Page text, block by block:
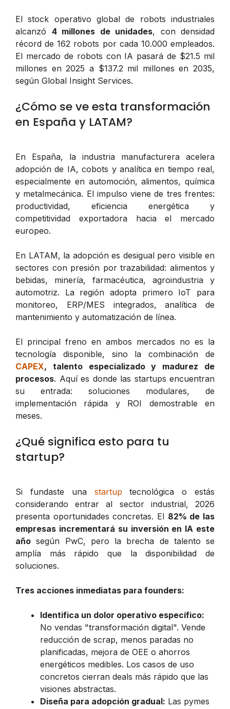
El stock operativo global de robots industriales
alcanzó 4 millones de unidades, con densidad
récord de 162 robots por cada 10.000 empleados.
El mercado de robots con IA pasará de $21.5 mil
millones en 2025 a $137.2 mil millones en 2035,
según Global Insight Services.
¿Cómo se ve esta transformación
en España y LATAM?
En España, la industria manufacturera acelera
adopción de IA, cobots y analítica en tiempo real,
especialmente en automoción, alimentos, química
y metalmecánica. El impulso viene de tres frentes:
productividad, eficiencia energética y
competitividad exportadora hacia el mercado
europeo.
En LATAM, la adopción es desigual pero visible en
sectores con presión por trazabilidad: alimentos y
bebidas, minería, farmacéutica, agroindustria y
automotriz. La región adopta primero IoT para
monitoreo, ERP/MES integrados, analítica de
mantenimiento y automatización de línea.
El principal freno en ambos mercados no es la
tecnología disponible, sino la combinación de
CAPEX, talento especializado y madurez de
procesos. Aquí es donde las startups encuentran
su entrada: soluciones modulares, de
implementación rápida y ROI demostrable en
meses.
¿Qué significa esto para tu
startup?
Si fundaste una startup tecnológica o estás
considerando entrar al sector industrial, 2026
presenta oportunidades concretas. El 82% de las
empresas incrementará su inversión en IA este
año según PwC, pero la brecha de talento se
amplía más rápido que la disponibilidad de
soluciones.
Tres acciones inmediatas para founders:
Identifica un dolor operativo específico:
No vendas "transformación digital". Vende
reducción de scrap, menos paradas no
planificadas, mejora de OEE o ahorros
energéticos medibles. Los casos de uso
concretos cierran deals más rápido que las
visiones abstractas.
Diseña para adopción gradual: Las pymes